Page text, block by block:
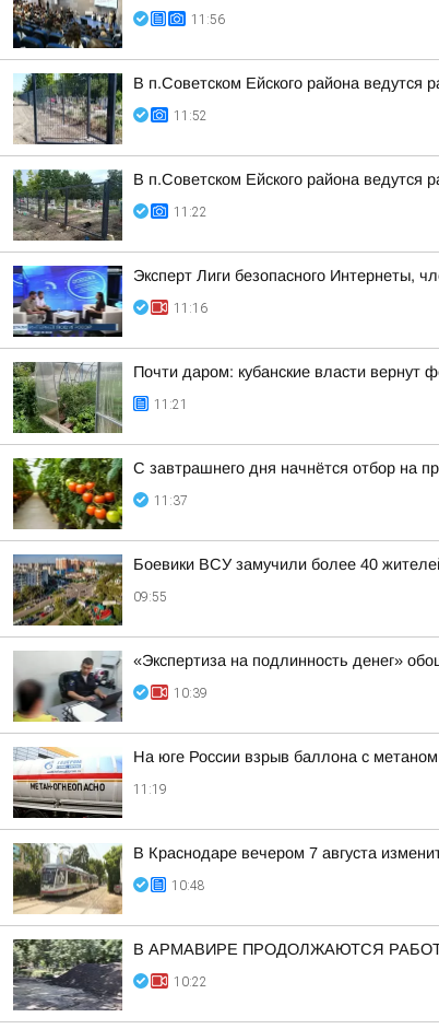
11:56
В п.Советском Ейского района ведутся
11:52
В п.Советском Ейского района ведутся
11:22
Эксперт Лиги безопасного Интернеты,
11:16
Почти даром: кубанские власти вернут
11:21
С завтрашнего дня начнётся отбор на
11:37
Боевики ВСУ замучили более 40
09:55
«Экспертиза на подлинность денег»
10:39
На юге России взрыв баллона с
11:19
В Краснодаре вечером 7 августа
10:48
В АРМАВИРЕ ПРОДОЛЖАЮТСЯ
10:22